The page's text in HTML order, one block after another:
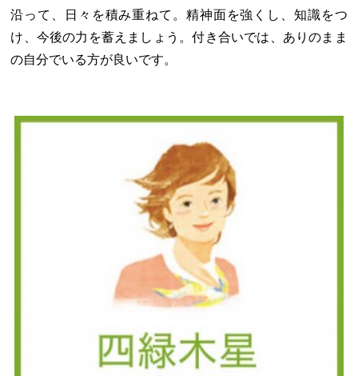
沿って、日々を積み重ねて。精神面を強くし、知識をつ
け、今後の力を蓄えましょう。付き合いでは、ありのまま
の自分でいる方が良いです。